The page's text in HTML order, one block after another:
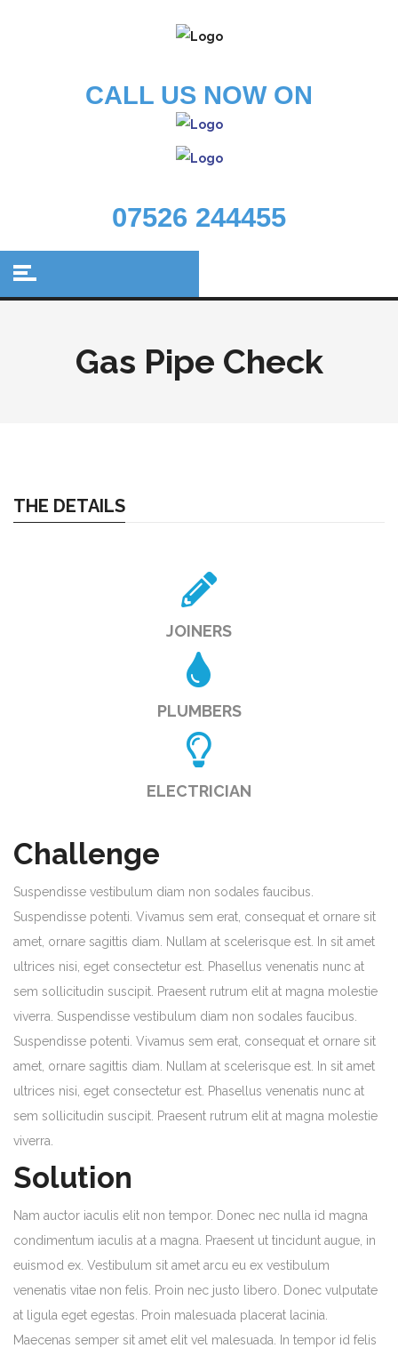
CALL US NOW ON
07526 244455
Gas Pipe Check
THE DETAILS
JOINERS
PLUMBERS
ELECTRICIAN
Challenge
Suspendisse vestibulum diam non sodales faucibus.
Suspendisse potenti. Vivamus sem erat, consequat et ornare sit
amet, ornare sagittis diam. Nullam at scelerisque est. In sit amet
ultrices nisi, eget consectetur est. Phasellus venenatis nunc at
sem sollicitudin suscipit. Praesent rutrum elit at magna molestie
viverra. Suspendisse vestibulum diam non sodales faucibus.
Suspendisse potenti. Vivamus sem erat, consequat et ornare sit
amet, ornare sagittis diam. Nullam at scelerisque est. In sit amet
ultrices nisi, eget consectetur est. Phasellus venenatis nunc at
sem sollicitudin suscipit. Praesent rutrum elit at magna molestie
viverra.
Solution
Nam auctor iaculis elit non tempor. Donec nec nulla id magna
condimentum iaculis at a magna. Praesent ut tincidunt augue, in
euismod ex. Vestibulum sit amet arcu eu ex vestibulum
venenatis vitae non felis. Proin nec justo libero. Donec vulputate
at ligula eget egestas. Proin malesuada placerat lacinia.
Maecenas semper sit amet elit vel malesuada. In tempor id felis